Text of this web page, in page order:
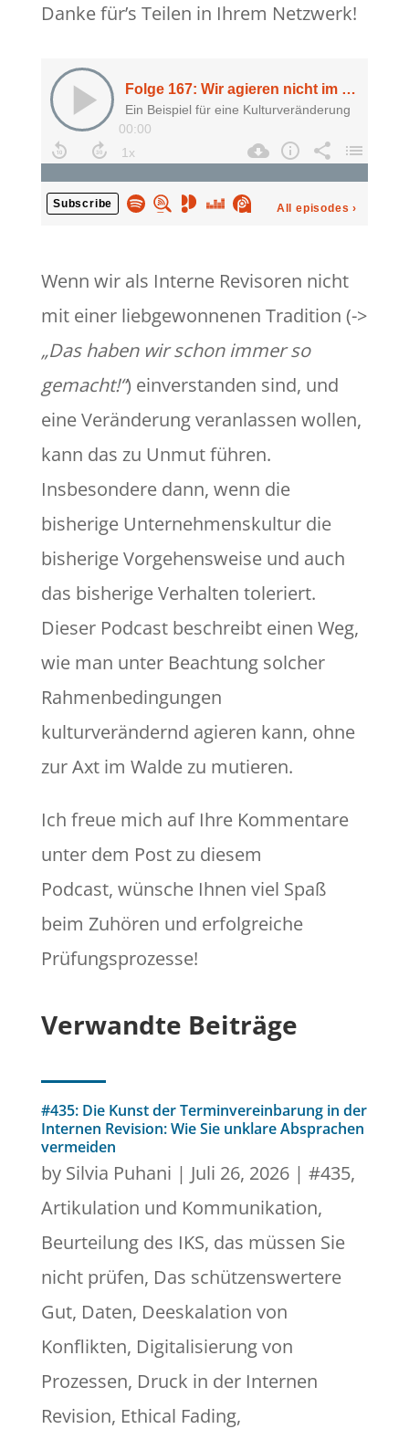
Danke für’s Teilen in Ihrem Netzwerk!
Wenn wir als Interne Revisoren nicht
mit einer liebgewonnenen Tradition (->
„Das haben wir schon immer so
gemacht!“) einverstanden sind, und
eine Veränderung veranlassen wollen,
kann das zu Unmut führen.
Insbesondere dann, wenn die
bisherige Unternehmenskultur die
bisherige Vorgehensweise und auch
das bisherige Verhalten toleriert.
Dieser Podcast beschreibt einen Weg,
wie man unter Beachtung solcher
Rahmenbedingungen
kulturverändernd agieren kann, ohne
zur Axt im Walde zu mutieren.
Ich freue mich auf Ihre Kommentare
unter dem Post zu diesem
Podcast, wünsche Ihnen viel Spaß
beim Zuhören und erfolgreiche
Prüfungsprozesse!
Verwandte Beiträge
#435: Die Kunst der Terminvereinbarung in der
Internen Revision: Wie Sie unklare Absprachen
vermeiden
by Silvia Puhani | Juli 26, 2026| #435,
Artikulation und Kommunikation,
Beurteilung des IKS, das müssen Sie
nicht prüfen, Das schützenswertere
Gut, Daten, Deeskalation von
Konflikten, Digitalisierung von
Prozessen, Druck in der Internen
Revision, Ethical Fading,